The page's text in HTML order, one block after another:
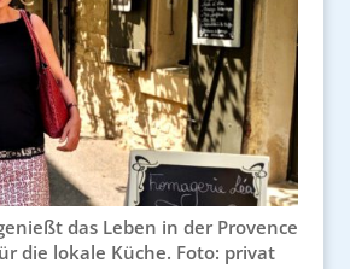
das Leben in der Provence
die lokale Küche. Foto: privat